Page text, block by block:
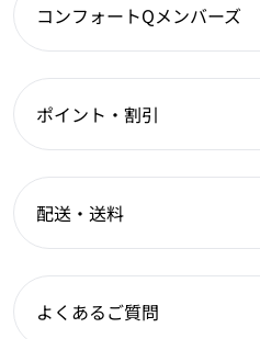
コンフォートQメンバーズ
ポイント・割引
配送・送料
よくあるご質問